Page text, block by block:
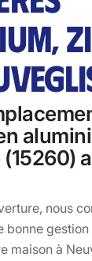
nous
maison à